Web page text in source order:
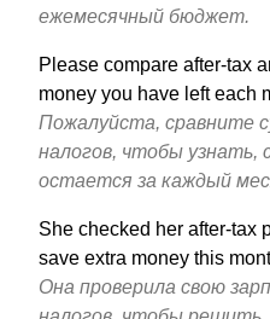
ежемесячный бюджет.
Please compare after-tax
money you have left each
Пожалуйста, сравните
налогов, чтобы узнать,
остается за каждый
She checked her after-tax
save extra money this
Она проверила свою